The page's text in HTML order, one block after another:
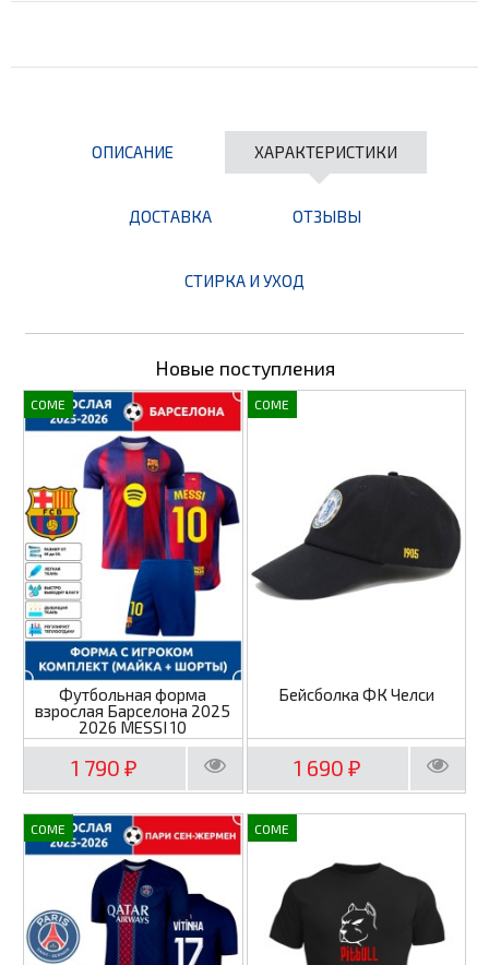
ОПИСАНИЕ ХАРАКТЕРИСТИКИ
ДОСТАВКА ОТЗЫВЫ
СТИРКА И УХОД
Новые поступления
COME
Футбольная форма
взрослая Барселона 2025
2026 MESSI 10
1 790₽
COME
Бейсболка ФК Челси
1 690₽
COME COME